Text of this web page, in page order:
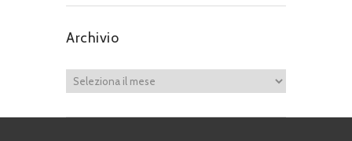
Archivio